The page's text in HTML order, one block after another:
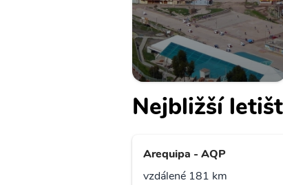
Nejbližší
Arequipa - AQP
vzdálené 181 km